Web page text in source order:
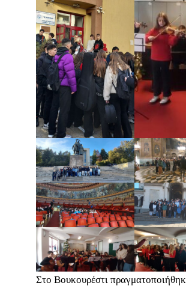
Στο Βουκουρέστι